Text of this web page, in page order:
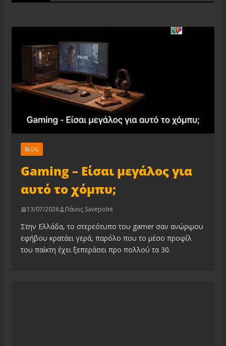
BLOG
Gaming – Είσαι μεγάλος για
αυτό το χόμπυ;
13/07/2026 Πάνος Savepoint
Στην Ελλάδα, το στερεότυπο του gamer σαν ανώριμου
εφήβου κρατάει γερά, παρόλο που το μέσο προφίλ
του παίκτη έχει ξεπεράσει προ πολλού τα 30.